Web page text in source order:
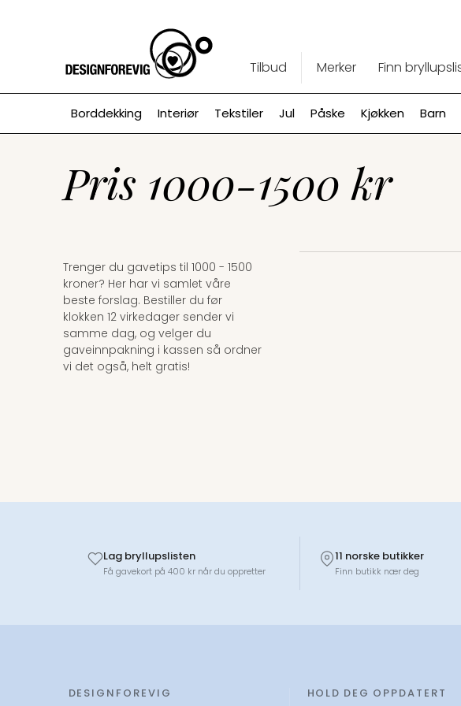
Tilbud Merker Finn
Borddekking Interiør Tekstiler Jul Påske Kjøkken Barn
Pris 1000-1500 kr
Trenger du gavetips til 1000 - 1500
kroner? Her har vi samlet våre
beste forslag. Bestiller du før
klokken 12 virkedager sender vi
samme dag, og velger du
gaveinnpakning i kassen så ordner
vi det også, helt gratis!
Lag bryllupslisten
Få gavekort på 400 kr når du oppretter
11 norske butikker
Finn butikk nær deg
DESIGNFOREVIG HOLD DEG OPPDATERT